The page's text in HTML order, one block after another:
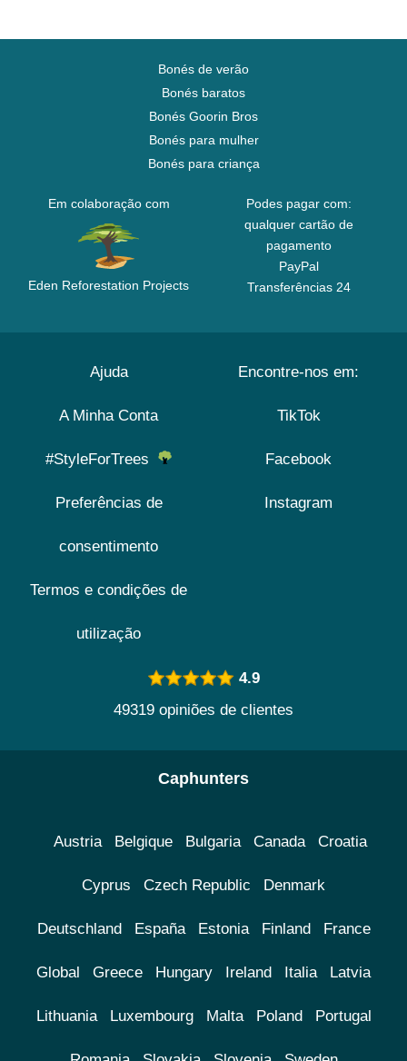
Bonés de verão
Bonés baratos
Bonés Goorin Bros
Bonés para mulher
Bonés para criança
Em colaboração com
Eden Reforestation Projects
Podes pagar com:
qualquer cartão de
pagamento
PayPal
Transferências 24
Ajuda
A Minha Conta
#StyleForTrees
Preferências de
consentimento
Termos e condições de
utilização
Encontre-nos em:
TikTok
Facebook
Instagram
4.9
49319 opiniões de clientes
Caphunters
Austria Belgique Bulgaria Canada Croatia
Cyprus Czech Republic Denmark
Deutschland España Estonia Finland France
Global Greece Hungary Ireland Italia Latvia
Lithuania Luxembourg Malta Poland Portugal